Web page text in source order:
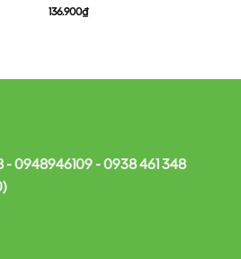
136.900₫
0948946109 - 0938 461 348